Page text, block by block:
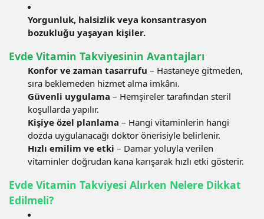
Yorgunluk, halsizlik veya konsantrasyon
bozukluğu yaşayan kişiler.
Evde Vitamin Takviyesinin Avantajları
Konfor ve zaman tasarrufu – Hastaneye gitmeden,
sıra beklemeden hizmet alma imkânı.
Güvenli uygulama – Hemşireler tarafından steril
koşullarda yapılır.
Kişiye özel planlama – Hangi vitaminlerin hangi
dozda uygulanacağı doktor önerisiyle belirlenir.
Hızlı emilim ve etki – Damar yoluyla verilen
vitaminler doğrudan kana karışarak hızlı etki gösterir.
Evde Vitamin Takviyesi Alırken Nelere Dikkat
Edilmeli?